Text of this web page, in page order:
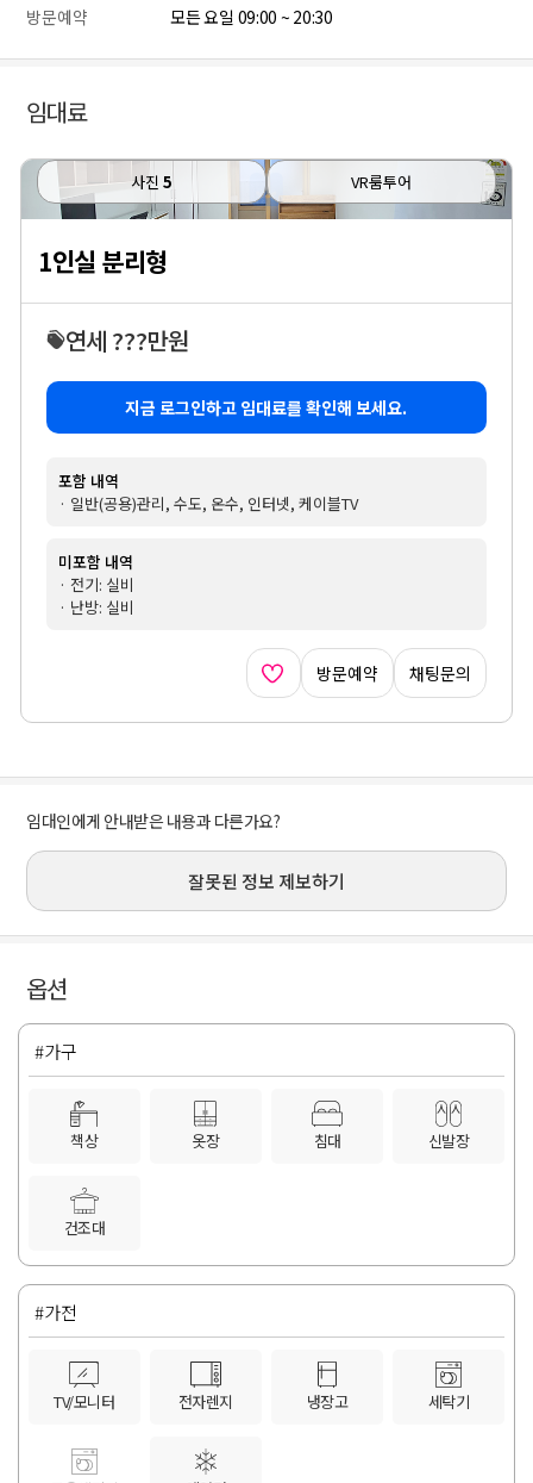
방문예약
모든 요일 09:00 ~ 20:30
임대료
사진 5 VR룸투어
1인실 분리형
연세 ???만원
지금 로그인하고 임대료를 확인해 보세요.
포함 내역
· 일반(공용)관리, 수도, 온수, 인터넷, 케이블TV
미포함 내역
· 전기: 실비
· 난방: 실비
방문예약 채팅문의
임대인에게 안내받은 내용과 다른가요?
잘못된 정보 제보하기
옵션
#가구
책상 옷장 침대 신발장
건조대
#가전
TV/모니터 전자렌지 냉장고 세탁기